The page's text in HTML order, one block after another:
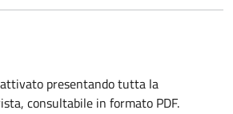
presentando tutta la
consultabile in formato PDF.